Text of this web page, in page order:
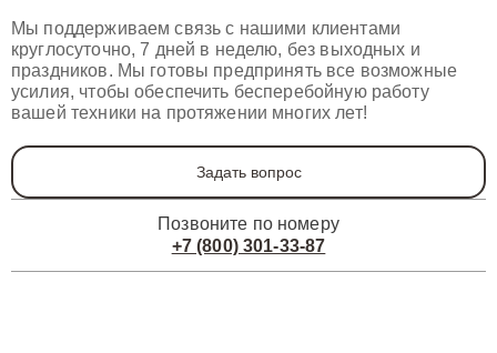
Мы поддерживаем связь с нашими клиентами
круглосуточно, 7 дней в неделю, без выходных и
праздников. Мы готовы предпринять все возможные
усилия, чтобы обеспечить бесперебойную работу
вашей техники на протяжении многих лет!
Задать вопрос
Позвоните по номеру
+7 (800) 301-33-87